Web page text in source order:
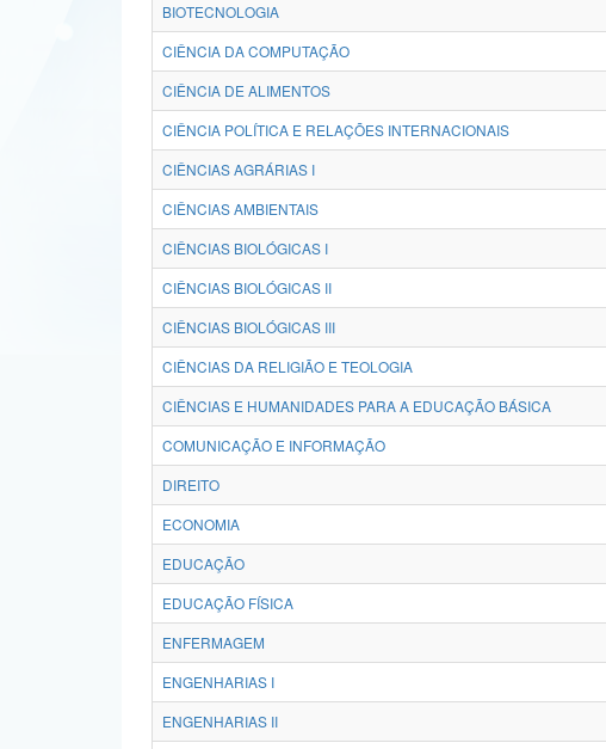
BIOTECNOLOGIA
CIÊNCIA DA COMPUTAÇÃO
CIÊNCIA DE ALIMENTOS
CIÊNCIA POLÍTICA E RELAÇÕES INTERNACIONAIS
CIÊNCIAS AGRÁRIAS I
CIÊNCIAS AMBIENTAIS
CIÊNCIAS BIOLÓGICAS I
CIÊNCIAS BIOLÓGICAS II
CIÊNCIAS BIOLÓGICAS III
CIÊNCIAS DA RELIGIÃO E TEOLOGIA
CIÊNCIAS E HUMANIDADES PARA A EDUCAÇÃO BÁSICA
COMUNICAÇÃO E INFORMAÇÃO
DIREITO
ECONOMIA
EDUCAÇÃO
EDUCAÇÃO FÍSICA
ENFERMAGEM
ENGENHARIAS I
ENGENHARIAS II